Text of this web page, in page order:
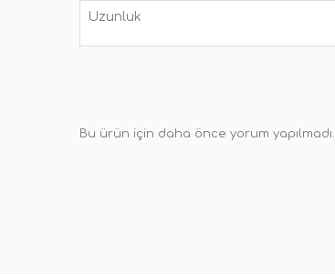
Uzunluk
Bu ürün için daha önce yorum yapılmadı.